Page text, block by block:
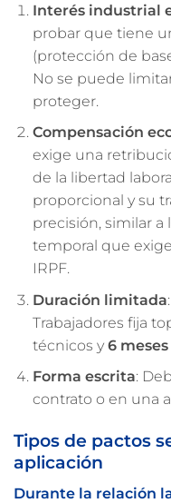
Interés industrial
probar que tiene
(protección de
No se puede
proteger.
Compensación
exige una
de la libertad
proporcional y su
precisión, similar
temporal que
IRPF.
Duración limitada
Trabajadores fija
técnicos y 6 meses
Forma escrita:
contrato o en una
Tipos de pactos
aplicación
Durante la relación